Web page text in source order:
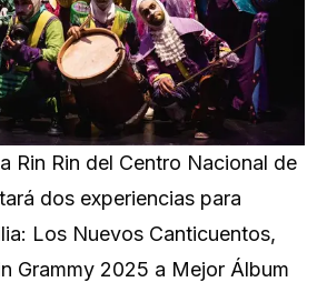
Rin Rin del Centro Nacional de
dos experiencias para
Los Nuevos Canticuentos,
Grammy 2025 a Mejor Álbum